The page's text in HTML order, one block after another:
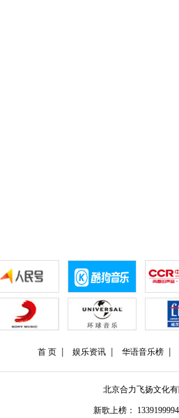
首 页 娱乐资讯 华语音乐榜
北京合力飞扬文化
新歌上榜：